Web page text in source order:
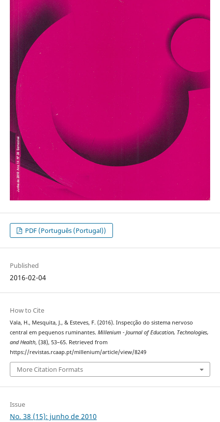
PDF (Português (Portugal))
Published
2016-02-04
How to Cite
Vala, H., Mesquita, J., & Esteves, F. (2016). Inspecção do sistema nervoso
central em pequenos ruminantes. Millenium - Journal of Education, Technologies,
and Health, (38), 53–65. Retrieved from
https://revistas.rcaap.pt/millenium/article/view/8249
More Citation Formats
Issue
No. 38 (15): junho de 2010